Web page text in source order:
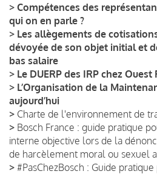
> Compétences des
qui on en parle ?
> Les allègements de
dévoyée de son objet initial et
bas salaire
> Le DUERP des IRP chez Ouest
> L’Organisation de la
aujourd’hui
> Charte de l'environnement de
> Bosch France : guide pratique
interne objective lors de la
de harcèlement moral ou sexuel
> #PasChezBosch : Guide